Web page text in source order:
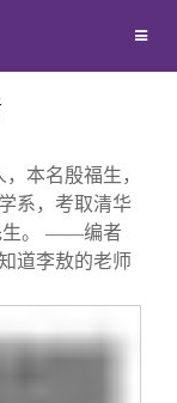
本名殷福生，
系，考取清华
。
——编者
道李敖的老师